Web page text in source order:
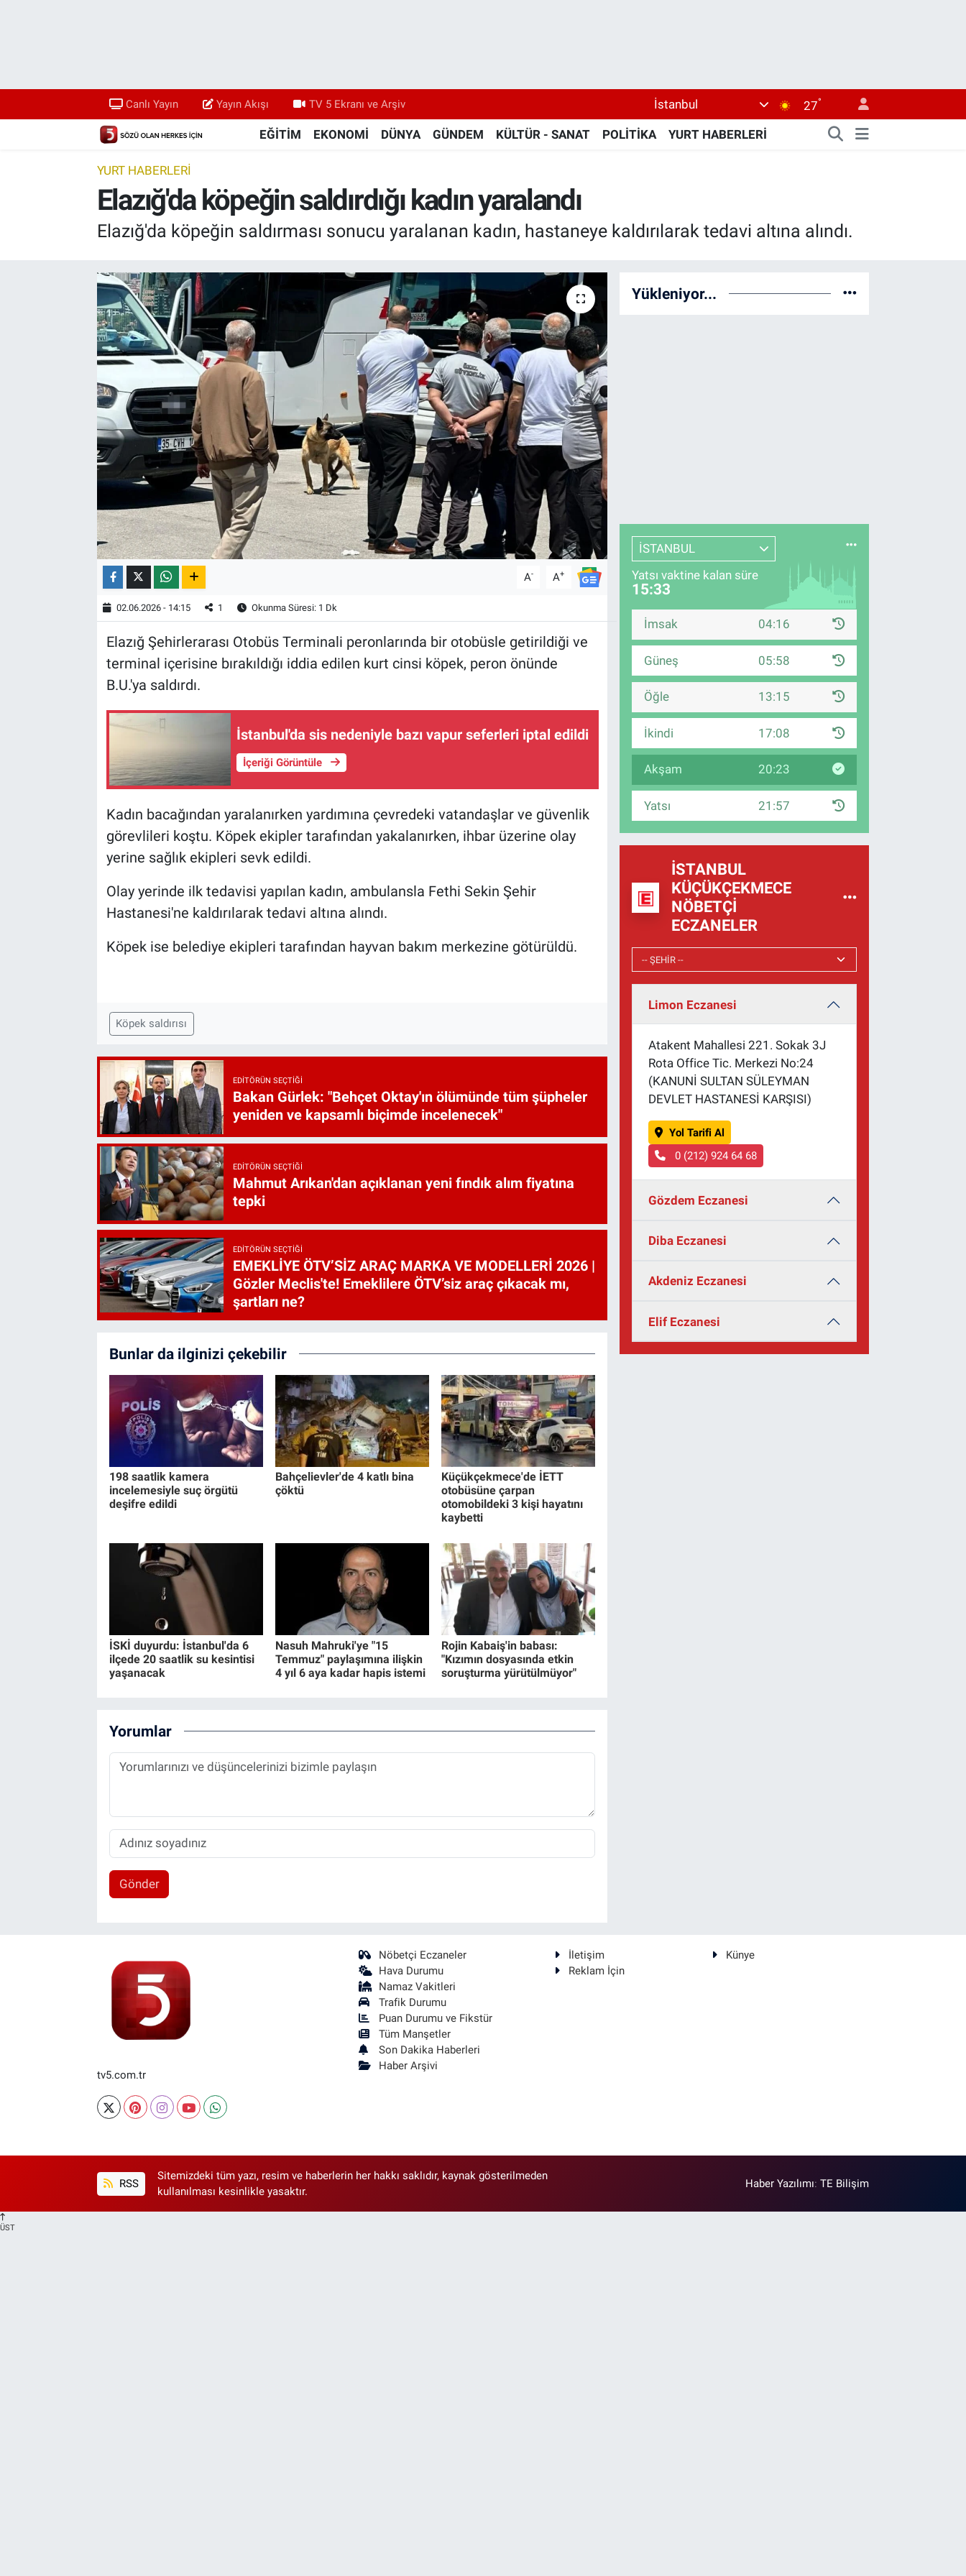
Canlı Yayın Yayın Akışı TV 5 Ekranı ve Arşiv İstanbul 27°
EĞİTİM EKONOMİ DÜNYA GÜNDEM KÜLTÜR - SANAT POLİTİKA YURT HABERLERİ
YURT HABERLERİ
Elazığ'da köpeğin saldırdığı kadın yaralandı
Elazığ'da köpeğin saldırması sonucu yaralanan kadın, hastaneye kaldırılarak tedavi altına alındı.
A- A+
02.06.2026 - 14:15 1 Okunma Süresi: 1 Dk
Elazığ Şehirlerarası Otobüs Terminali peronlarında bir otobüsle getirildiği ve
terminal içerisine bırakıldığı iddia edilen kurt cinsi köpek, peron önünde
B.U.'ya saldırdı.
İstanbul'da sis nedeniyle bazı vapur seferleri iptal edildi
İçeriği Görüntüle
Kadın bacağından yaralanırken yardımına çevredeki vatandaşlar ve güvenlik
görevlileri koştu. Köpek ekipler tarafından yakalanırken, ihbar üzerine olay
yerine sağlık ekipleri sevk edildi.
Olay yerinde ilk tedavisi yapılan kadın, ambulansla Fethi Sekin Şehir
Hastanesi'ne kaldırılarak tedavi altına alındı.
Köpek ise belediye ekipleri tarafından hayvan bakım merkezine götürüldü.
Köpek saldırısı
EDITÖRÜN SEÇTIĞI
Bakan Gürlek: "Behçet Oktay'ın ölümünde tüm şüpheler
yeniden ve kapsamlı biçimde incelenecek"
EDITÖRÜN SEÇTIĞI
Mahmut Arıkan'dan açıklanan yeni fındık alım fiyatına
tepki
EDITÖRÜN SEÇTIĞI
EMEKLİYE ÖTV’SİZ ARAÇ MARKA VE MODELLERİ 2026 |
Gözler Meclis'te! Emeklilere ÖTV’siz araç çıkacak mı,
şartları ne?
Bunlar da ilginizi çekebilir
198 saatlik kamera
incelemesiyle suç örgütü
deşifre edildi
Bahçelievler'de 4 katlı bina
çöktü
Küçükçekmece'de İETT
otobüsüne çarpan
otomobildeki 3 kişi hayatını
kaybetti
İSKİ duyurdu: İstanbul'da 6
ilçede 20 saatlik su kesintisi
yaşanacak
Nasuh Mahruki'ye "15
Temmuz" paylaşımına ilişkin
4 yıl 6 aya kadar hapis istemi
Rojin Kabaiş'in babası:
"Kızımın dosyasında etkin
soruşturma yürütülmüyor"
Yorumlar
Gönder
Yükleniyor...
İSTANBUL
Yatsı vaktine kalan süre
15:32
İmsak 04:16
Güneş 05:58
Öğle 13:15
İkindi 17:08
Akşam 20:23
Yatsı 21:57
İSTANBUL
KÜÇÜKÇEKMECE
NÖBETÇI
ECZANELER
Limon Eczanesi
Atakent Mahallesi 221. Sokak 3J
Rota Office Tic. Merkezi No:24
(KANUNİ SULTAN SÜLEYMAN
DEVLET HASTANESİ KARŞISI)
Yol Tarifi Al
0 (212) 924 64 68
Gözdem Eczanesi
Diba Eczanesi
Akdeniz Eczanesi
Elif Eczanesi
tv5.com.tr
Nöbetçi Eczaneler
Hava Durumu
Namaz Vakitleri
Trafik Durumu
Puan Durumu ve Fikstür
Tüm Manşetler
Son Dakika Haberleri
Haber Arşivi
İletişim
Künye
Reklam İçin
RSS
Sitemizdeki tüm yazı, resim ve haberlerin her hakkı saklıdır, kaynak gösterilmeden
kullanılması kesinlikle yasaktır.
Haber Yazılımı:TE Bilişim
ÜST
Yayın Akışı
TV 5 Ekranı ve Arşiv